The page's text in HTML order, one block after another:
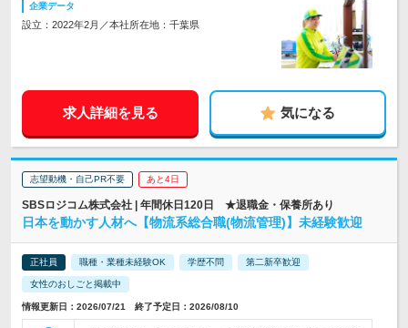
企業データ
設立：2022年2月／本社所在地：千葉県
求人詳細を見る 気になる
志望動機・自己PR不要 あと4日
SBSロジコム株式会社 | 年間休日120日 ★退職金・保養所あり
日本を動かす人材へ【物流系総合職(物流管理)】未経験歓迎
正社員 職種・業種未経験OK 学歴不問 第二新卒歓迎
女性のおしごと掲載中
情報更新日：2026/07/21 終了予定日：2026/08/10